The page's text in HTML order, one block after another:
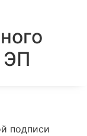
ЭП
подписи